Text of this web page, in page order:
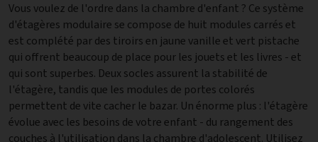
Vous voulez de l'ordre dans la chambre d'enfant ? Ce système
d'étagères modulaire se compose de huit modules carrés et
est complété par des tiroirs en jaune vanille et vert pistache
qui offrent beaucoup de place pour les jouets et les livres - et
qui sont superbes. Deux socles assurent la stabilité de
l'étagère, tandis que les modules de portes colorés
permettent de vite cacher le bazar. Un énorme plus : l'étagère
évolue avec les besoins de votre enfant - du rangement des
couches à l'utilisation dans la chambre d'adolescent. Utilisez